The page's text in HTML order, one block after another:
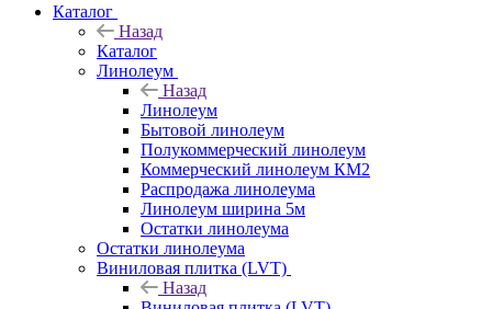
Каталог
Назад
Каталог
Линолеум
Назад
Линолеум
Бытовой линолеум
Полукоммерческий линолеум
Коммерческий линолеум КМ2
Распродажа линолеума
Линолеум ширина 5м
Остатки линолеума
Остатки линолеума
Виниловая плитка (LVT)
Назад